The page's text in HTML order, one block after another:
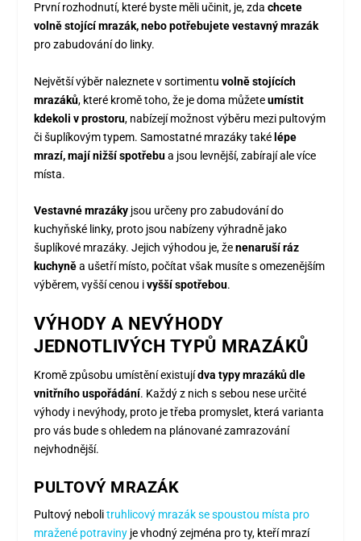
První rozhodnutí, které byste měli učinit, je, zdachcete
volně stojící mrazák, nebo potřebujete vestavný mrazák
pro zabudování do linky.
Největší výběr naleznete v sortimentuvolně stojících
mrazáků, které kromě toho, že je doma můžeteumístit
kdekoli v prostoru, nabízejí možnost výběru mezi pultovým
či šuplíkovým typem. Samostatné mrazáky také lépe
mrazí, mají nižší spotřebua jsou levnější, zabírají ale více
místa.
Vestavné mrazáky jsou určeny pro zabudování do
kuchyňské linky, proto jsou nabízeny výhradně jako
šuplíkové mrazáky. Jejich výhodou je, ženenaruší ráz
kuchyněa ušetří místo, počítat však musíte s omezenějším
výběrem, vyšší cenou ivyšší spotřebou.
VÝHODY A NEVÝHODY
JEDNOTLIVÝCH TYPŮ MRAZÁKŮ
Kromě způsobu umístění existujídva typy mrazáků dle
vnitřního uspořádání. Každý z nich s sebou nese určité
výhody i nevýhody, proto je třeba promyslet, která varianta
pro vás bude s ohledem na plánované zamrazování
nejvhodnější.
PULTOVÝ MRAZÁK
Pultový nebolitruhlicový mrazákse spoustou místa pro
mražené potraviny je vhodný zejména pro ty, kteří mrazí